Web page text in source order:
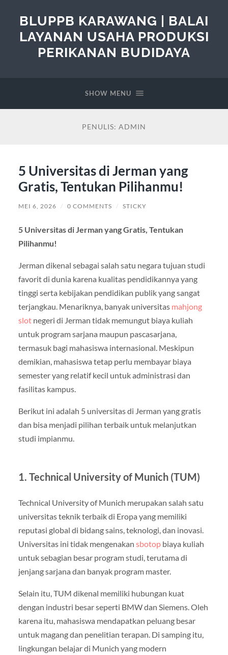
BLUPPB KARAWANG | BALAI
LAYANAN USAHA PRODUKSI
PERIKANAN BUDIDAYA
SHOW MENU
PENULIS: ADMIN
5 Universitas di Jerman yang
Gratis, Tentukan Pilihanmu!
MEI 6, 2026 / 0 COMMENTS / STICKY
5 Universitas di Jerman yang Gratis, Tentukan
Pilihanmu!
Jerman dikenal sebagai salah satu negara tujuan studi
favorit di dunia karena kualitas pendidikannya yang
tinggi serta kebijakan pendidikan publik yang sangat
terjangkau. Menariknya, banyak universitas mahjong
slotnegeri di Jerman tidak memungut biaya kuliah
untuk program sarjana maupun pascasarjana,
termasuk bagi mahasiswa internasional. Meskipun
demikian, mahasiswa tetap perlu membayar biaya
semester yang relatif kecil untuk administrasi dan
fasilitas kampus.
Berikut ini adalah 5 universitas di Jerman yang gratis
dan bisa menjadi pilihan terbaik untuk melanjutkan
studi impianmu.
1. Technical University of Munich(TUM)
Technical University of Munich merupakan salah satu
universitas teknik terbaik di Eropa yang memiliki
reputasi global di bidang sains, teknologi, dan inovasi.
Universitas ini tidak mengenakan sbotopbiaya kuliah
untuk sebagian besar program studi, terutama di
jenjang sarjana dan banyak program master.
Selain itu, TUM dikenal memiliki hubungan kuat
dengan industri besar seperti BMW dan Siemens. Oleh
karena itu, mahasiswa mendapatkan peluang besar
untuk magang dan penelitian terapan. Di samping itu,
lingkungan belajar di Munich yang modern